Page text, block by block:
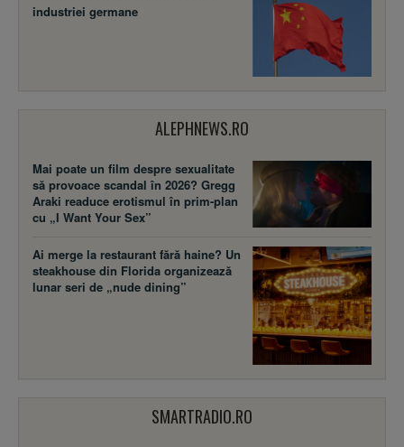
industriei germane
ALEPHNEWS.RO
Mai poate un film despre sexualitate
să provoace scandal în 2026? Gregg
Araki readuce erotismul în prim-plan
cu „I Want Your Sex”
Ai merge la restaurant fără haine? Un
steakhouse din Florida organizează
lunar seri de „nude dining”
SMARTRADIO.RO